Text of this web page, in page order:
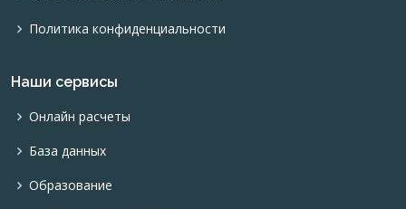
Политика конфиденциальности
Наши сервисы
Онлайн расчеты
База данных
Образование